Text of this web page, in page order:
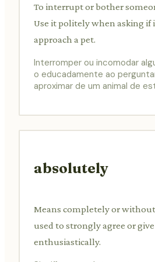
To interrupt or bother
Use it politely when asking if
approach a pet.
Interromper ou incomodar
o educadamente ao
aproximar de um animal de
absolutely
Means completely or
used to strongly agree or
enthusiastically.